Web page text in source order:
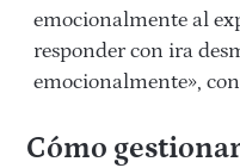
emocionalmente al
responder con ira
emocionalmente»,
Cómo